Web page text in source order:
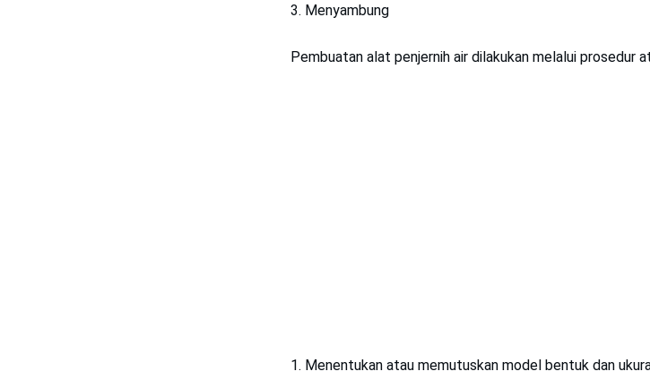
Menyambung
Pembuatan alat penjernih air dilakukan melalui prosedur
Menentukan atau memutuskan model bentuk dan